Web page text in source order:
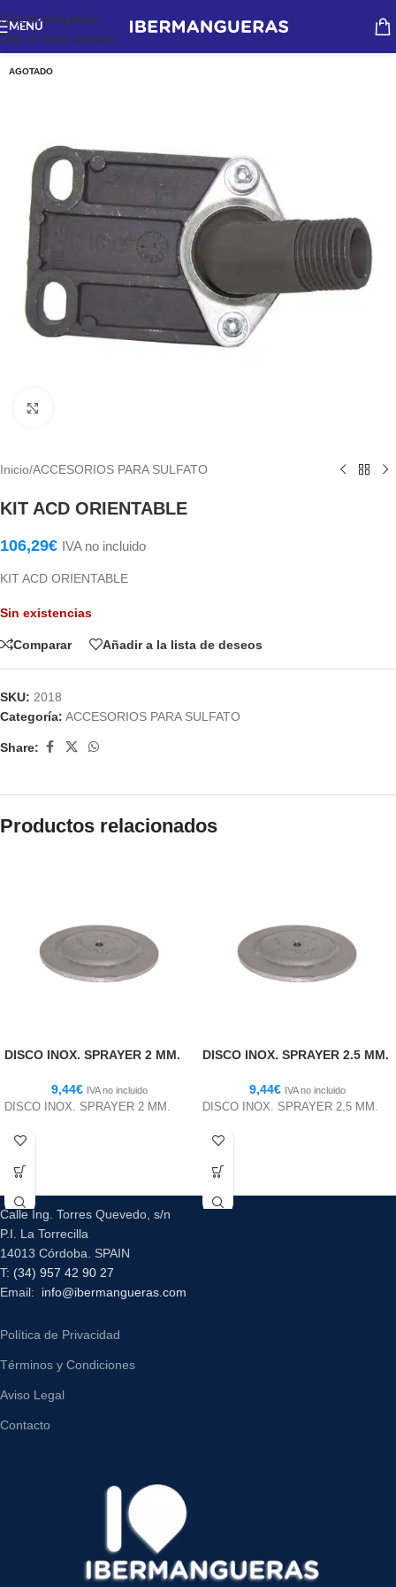
Skip to navigation
Skip to main content
MENÚ
AGOTADO
Inicio/ACCESORIOS PARA SULFATO
KIT ACD ORIENTABLE
106,29€ IVA no incluido
KIT ACD ORIENTABLE
Sin existencias
Comparar Añadir a la lista de deseos
SKU: 2018
Categoría: ACCESORIOS PARA SULFATO
Share:
Productos relacionados
DISCO INOX. SPRAYER 2 MM.
9,44€ IVA no incluido
DISCO INOX. SPRAYER 2 MM.
DISCO INOX. SPRAYER 2.5 MM.
9,44€ IVA no incluido
DISCO INOX. SPRAYER 2.5 MM.
Calle Ing. Torres Quevedo, s/n
P.I. La Torrecilla
14013 Córdoba. SPAIN
T: (34) 957 42 90 27
Email: info@ibermangueras.com
Política de Privacidad
Términos y Condiciones
Aviso Legal
Contacto